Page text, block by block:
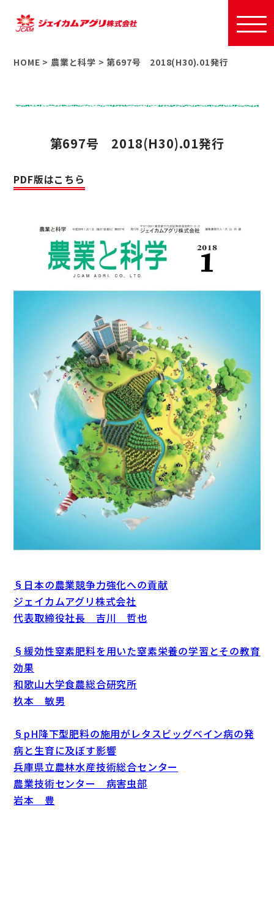
HOME > 農業と科学 >第697号 2018(H30).01発行
第697号 2018(H30).01発行
PDF版はこちら
§日本の農業競争力強化への貢献
ジェイカムアグリ株式会社
代表取締役社長 吉川 哲也
§緩効性窒素肥料を用いた窒素栄養の学習とその教育
効果
和歌山大学食農総合研究所
杦本 敏男
§pH降下型肥料の施用がレタスビッグベイン病の発
病と生育に及ぼす影響
兵庫県立農林水産技術総合センター
農業技術センター 病害虫部
岩本 豊